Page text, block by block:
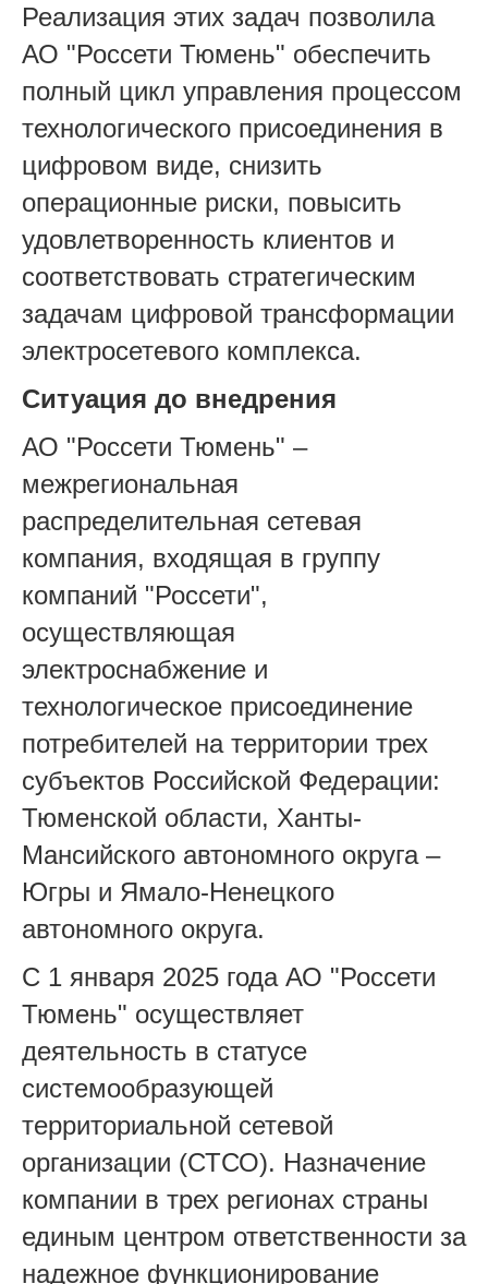
Реализация этих задач позволила
АО "Россети Тюмень" обеспечить
полный цикл управления процессом
технологического присоединения в
цифровом виде, снизить
операционные риски, повысить
удовлетворенность клиентов и
соответствовать стратегическим
задачам цифровой трансформации
электросетевого комплекса.
Ситуация до внедрения
АО "Россети Тюмень" –
межрегиональная
распределительная сетевая
компания, входящая в группу
компаний "Россети",
осуществляющая
электроснабжение и
технологическое присоединение
потребителей на территории трех
субъектов Российской Федерации:
Тюменской области, Ханты-
Мансийского автономного округа –
Югры и Ямало-Ненецкого
автономного округа.
С 1 января 2025 года АО "Россети
Тюмень" осуществляет
деятельность в статусе
системообразующей
территориальной сетевой
организации (СТСО). Назначение
компании в трех регионах страны
единым центром ответственности за
надежное функционирование